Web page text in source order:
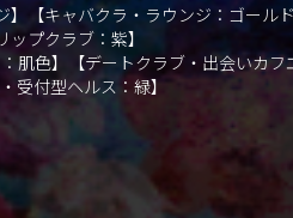
】【キャバクラ・ラウンジ：ゴール
プクラブ：紫】
肌色】【デートクラブ・出会いカフ
受付型ヘルス：緑】